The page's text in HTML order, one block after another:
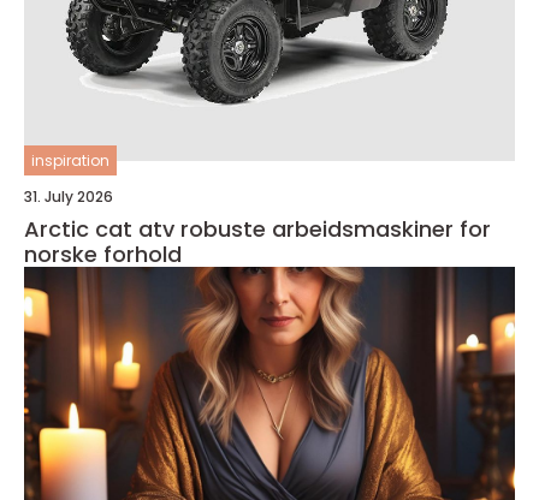
inspiration
31. July 2026
Arctic cat atv robuste arbeidsmaskiner for
norske forhold